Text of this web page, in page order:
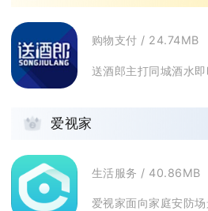
购物支付 / 24.74MB
2 爱视家
生活服务 / 40.86MB